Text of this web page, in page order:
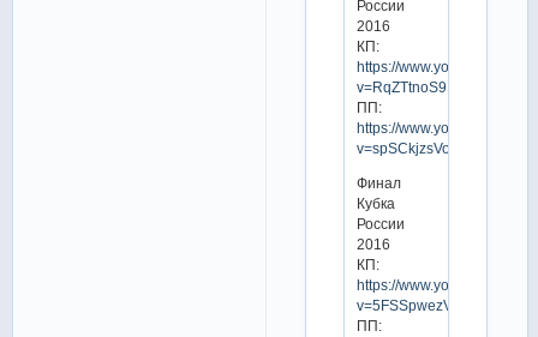
России
2016
КП:
https://www.youtube.com/
v=RqZTtnoS918
ПП:
https://www.youtube.com/
v=spSCkjzsVog
Финал
Кубка
России
2016
КП:
https://www.youtube.com/
v=5FSSpwezVXc
ПП: